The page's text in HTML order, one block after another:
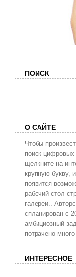
ПОИСК
О САЙТЕ
Чтобы
поиск цифровых
щелкните на
крупную букву,
появится
рабочий стол
галереи..
спланирован с
амбициозный
потрачено
ИНТЕРЕСНОЕ